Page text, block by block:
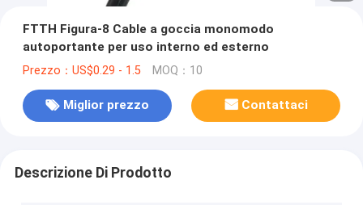
FTTH Figura-8 Cable a goccia monomodo
autoportante per uso interno ed esterno
Prezzo：US$0.29 - 1.5 MOQ：10
Miglior prezzo Contattaci
Descrizione Di Prodotto